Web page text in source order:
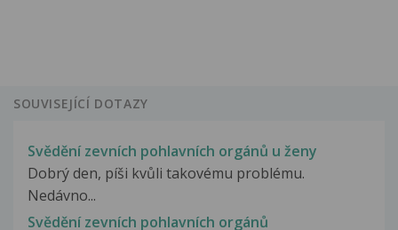
SOUVISEJÍCÍ DOTAZY
Svědění zevních pohlavních orgánů u ženy
Dobrý den, píši kvůli takovému problému.
Nedávno...
Svědění zevních pohlavních orgánů